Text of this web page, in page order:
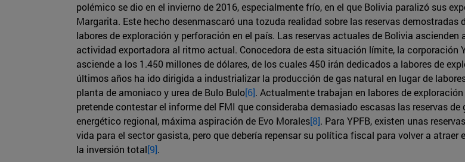
polémico se dio en el invierno de 2016, especialmente frío, en el que Bolivia paralizó sus
Margarita. Este hecho desenmascaró una tozuda realidad sobre las reservas
labores de exploración y perforación en el país. Las reservas actuales de Bolivia
actividad exportadora al ritmo actual. Conocedora de esta situación límite, la corporación
asciende a los 1.450 millones de dólares, de los cuales 450 irán dedicados a labores de
últimos años ha ido dirigida a industrializar la producción de gas natural en lugar de
planta de amoniaco y urea de Bulo Bulo[6]. Actualmente trabajan en labores de
pretende contestar el informe del FMI que consideraba demasiado escasas las reservas
energético regional, máxima aspiración de Evo Morales[8]. Para YPFB, existen unas
vida para el sector gasista, pero que debería repensar su política fiscal para volver a atraer
la inversión total[9].